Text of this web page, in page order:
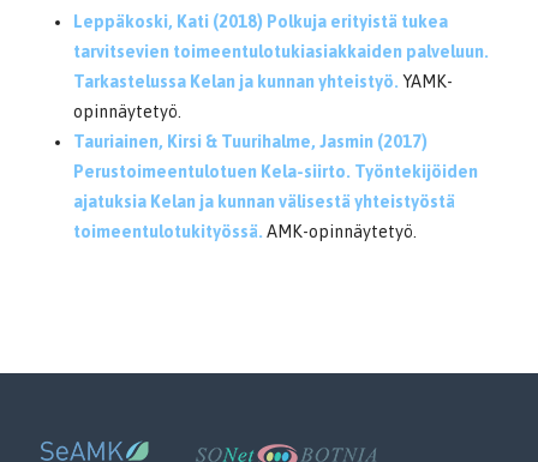
Leppäkoski, Kati (2018) Polkuja erityistä tukea
tarvitsevien toimeentulotukiasiakkaiden palveluun.
Tarkastelussa Kelan ja kunnan yhteistyö. YAMK-
opinnäytetyö.
Tauriainen, Kirsi & Tuurihalme, Jasmin (2017)
Perustoimeentulotuen Kela-siirto. Työntekijöiden
ajatuksia Kelan ja kunnan välisestä yhteistyöstä
toimeentulotukityössä. AMK-opinnäytetyö.